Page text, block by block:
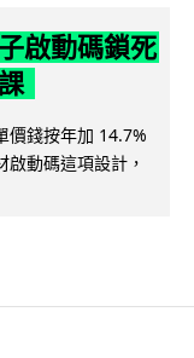
啟動碼鎖死
價錢按年加 14.7%
動碼這項設計，